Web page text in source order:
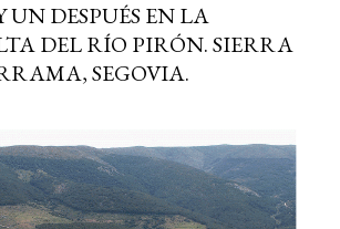
UN DESPUÉS EN LA
DEL RÍO PIRÓN. SIERRA
SEGOVIA.